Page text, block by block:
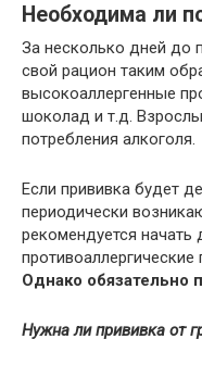
Необходима ли
За несколько дней до
свой рацион таким
высокоаллергенные
шоколад и т.д.
потребления алкоголя.
Если прививка будет
периодически
рекомендуется
Однако обязательно
Нужна ли прививка от